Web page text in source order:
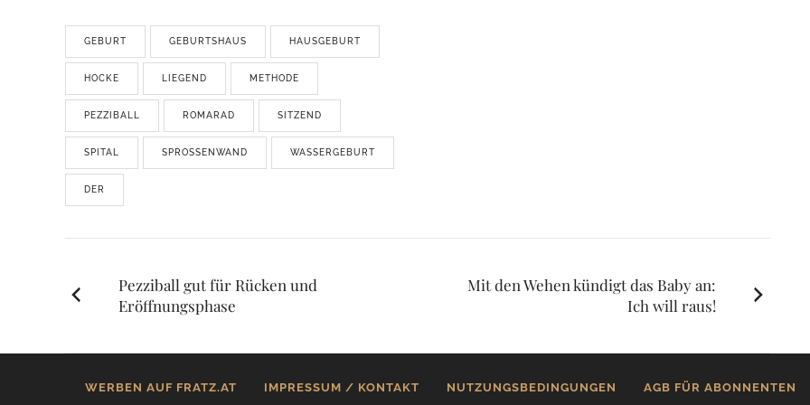
GEBURT GEBURTSHAUS HAUSGEBURT
HOCKE LIEGEND METHODE
PEZZIBALL ROMARAD SITZEND
SPITAL SPROSSENWAND WASSERGEBURT
DER
Posts
navigation
Pezziball gut für Rücken und
Eröffnungsphase
Mit den Wehen kündigt das Baby an:
Ich will raus!
WERBEN AUF FRATZ.AT IMPRESSUM / KONTAKT NUTZUNGSBEDINGUNGEN AGB FÜR ABONNENTEN